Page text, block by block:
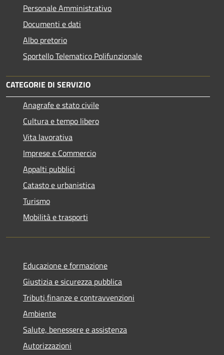
Personale Amministrativo
Documenti e dati
Albo pretorio
Sportello Telematico Polifunzionale
CATEGORIE DI SERVIZIO
Anagrafe e stato civile
Cultura e tempo libero
Vita lavorativa
Imprese e Commercio
Appalti pubblici
Catasto e urbanistica
Turismo
Mobilità e trasporti
Educazione e formazione
Giustizia e sicurezza pubblica
Tributi,finanze e contravvenzioni
Ambiente
Salute, benessere e assistenza
Autorizzazioni